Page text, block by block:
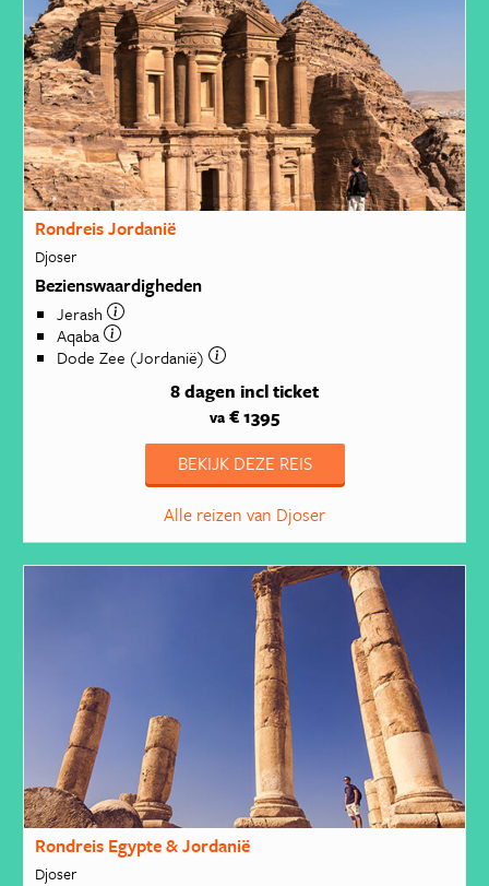
Rondreis Jordanië
Djoser
Bezienswaardigheden
Jerash
Aqaba
Dode Zee (Jordanië)
8 dagen incl ticket
va € 1395
BEKIJK DEZE REIS
Alle reizen van Djoser
Rondreis Egypte & Jordanië
Djoser